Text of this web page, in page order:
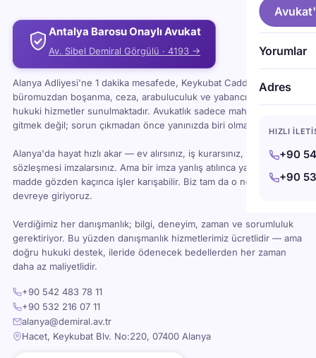
Yorumlar
Adres
HIZLI
+90
+90
dışından dönmek üzere yola çıktı. Aydın Çavuşoğlu,
Alanya’da tanınan bir iş insanı ve bölge ekonomisine
katkılarıyla biliniyor.
Antalya Barosu Onaylı Avukat
Av. Sibel Demiral Görgülü · 4193 →
Alanya Adliyesi'ne 1 dakika mesafede, Keykubat Caddesi'ndeki
büromuzdan boşanma, ceza, arabuluculuk ve yabancı uyruklu
hukuki hizmetler sunulmaktadır. Avukatlık sadece mahkemeye
gitmek değil; sorun çıkmadan önce yanınızda biri olması demektir.
Alanya'da hayat hızlı akar — ev alırsınız, iş kurarsınız, kira
sözleşmesi imzalarsınız. Ama bir imza yanlış atılınca ya da bir
madde gözden kaçınca işler karışabilir. Biz tam da o noktada
devreye giriyoruz.
Verdiğimiz her danışmanlık; bilgi, deneyim, zaman ve sorumluluk
gerektiriyor. Bu yüzden danışmanlık hizmetlerimiz ücretlidir — ama
doğru hukuki destek, ileride ödenecek bedellerden her zaman
daha az maliyetlidir.
+90 542 483 78 11
+90 532 216 07 11
alanya@demiral.av.tr
Hacet, Keykubat Blv. No:220, 07400 Alanya